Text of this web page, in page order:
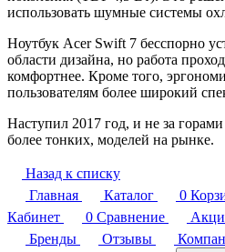
использовать шумные системы
Ноутбук Acer Swift 7 бесспорно
области дизайна, но работа
комфортнее. Кроме того,
пользователям более широкий
Наступил 2017 год, и не за
более тонких, моделей на рынке.
Назад к списку
Главная
Каталог 0
Кабинет
0 Сравнение
Бренды
Отзывы